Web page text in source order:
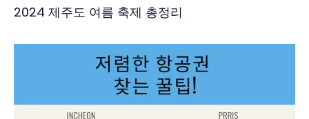
2024 제주도 여름 축제 총정리